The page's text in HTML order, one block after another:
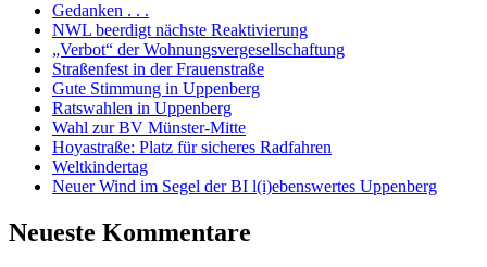
Gedanken . . .
NWL beerdigt nächste Reaktivierung
„Verbot“ der Wohnungsvergesellschaftung
Straßenfest in der Frauenstraße
Gute Stimmung in Uppenberg
Ratswahlen in Uppenberg
Wahl zur BV Münster-Mitte
Hoyastraße: Platz für sicheres Radfahren
Weltkindertag
Neuer Wind im Segel der BI l(i)ebenswertes Uppenberg
Neueste Kommentare